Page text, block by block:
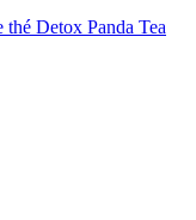
thé Detox Panda Tea